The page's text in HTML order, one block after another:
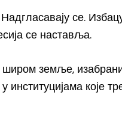
се.
се наставља.
земље,
институцијама које